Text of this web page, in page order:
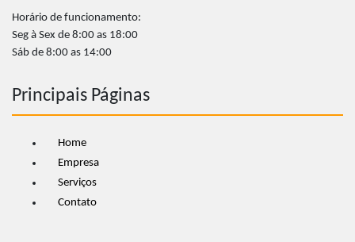
Horário de funcionamento:
Seg à Sex de 8:00 as 18:00
Sáb de 8:00 as 14:00
Principais Páginas
Home
Empresa
Serviços
Contato